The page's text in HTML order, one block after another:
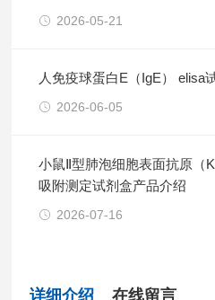
2026-05-21
人免疫球蛋白E（IgE） elisa
2026-06-05
小鼠Ⅱ型肺泡细胞表面抗原（
吸附测定试剂盒产品介绍
2026-07-16
详细介绍 在线留言